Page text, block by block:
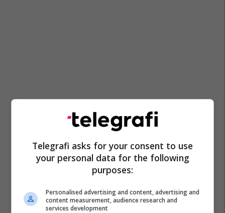
Telegrafi asks for your consent to use
your personal data for the following
purposes:
Personalised advertising and content, advertising and
content measurement, audience research and
services development